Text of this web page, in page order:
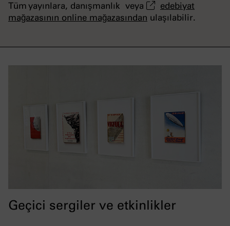
Tüm yayınlara, danışmanlık veya
edebiyat
mağazasının online mağazasından ulaşılabilir.
Geçici sergiler ve etkinlikler